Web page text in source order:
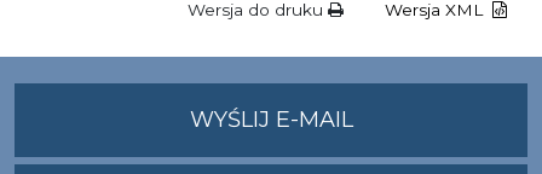
Wersja do druku Wersja XML
WYŚLIJ E-MAILNA
ADRES